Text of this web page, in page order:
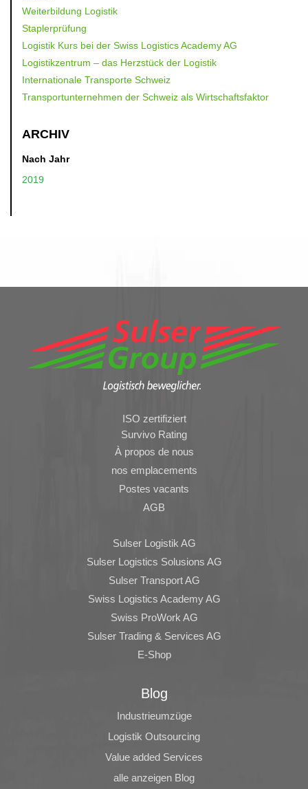
Weiterbildung Logistik
Staplerprüfung
Logistik Kurs bei der Swiss Logistics Academy AG
Logistikzentrum – das Herzstück der Logistik
Internationale Transporte Schweiz
Transportunternehmen der Schweiz als Wirtschaftsfaktor
ARCHIV
Nach Jahr
2019
ISO zertifiziert
Survivo Rating
À propos de nous
nos emplacements
Postes vacants
AGB
Sulser Logistik AG
Sulser Logistics Solusions AG
Sulser Transport AG
Swiss Logistics Academy AG
Swiss ProWork AG
Sulser Trading & Services AG
E-Shop
Blog
Industrieumzüge
Logistik Outsourcing
Value added Services
alle anzeigen Blog